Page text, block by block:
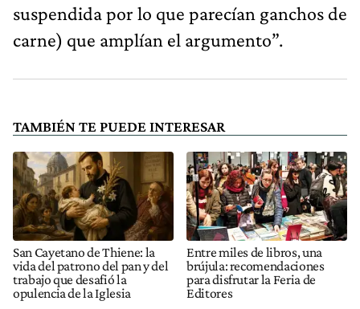
suspendida por lo que parecían ganchos de
carne) que amplían el argumento”.
TAMBIÉN TE PUEDE INTERESAR
San Cayetano de Thiene: la
vida del patrono del pan y del
trabajo que desafió la
opulencia de la Iglesia
Entre miles de libros, una
brújula: recomendaciones
para disfrutar la Feria de
Editores